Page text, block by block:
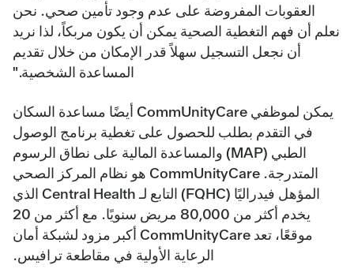
العقوبات المفروضة على عدم وجود تأمين صحي. نحن
نعلم أن فهم التغطية الصحية يمكن أن يكون مربكاً، لذا نريد
أن نجعل التسجيل سهلاً قدر الإمكان من خلال تقديم
المساعدة الشخصية."
يمكن لموظفي CommUnityCare أيضًا مساعدة السكان
في التقدم بطلب للحصول على تغطية برنامج الوصول
الطبي (MAP) والمساعدة المالية على نطاق الرسوم
المتدرجة. CommUnityCare هو نظام المركز الصحي
المؤهل فيدراليًا (FQHC) التابع لـ Central Health الذي
يخدم أكثر من 80,000 مريض سنويًا. مع أكثر من 20
موقعًا، تعد CommUnityCare أكبر مزود لشبكة أمان
الرعاية الأولية في مقاطعة ترافيس.